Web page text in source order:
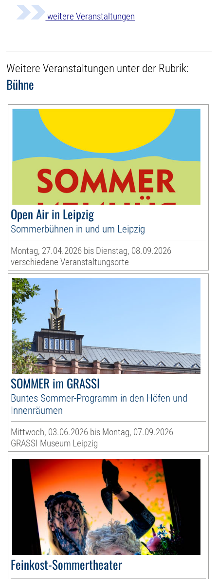
weitere Veranstaltungen
Weitere Veranstaltungen unter der Rubrik:
Bühne
Open Air in Leipzig
Sommerbühnen in und um Leipzig
Montag, 27.04.2026 bis Dienstag, 08.09.2026
verschiedene Veranstaltungsorte
SOMMER im GRASSI
Buntes Sommer-Programm in den Höfen und
Innenräumen
Mittwoch, 03.06.2026 bis Montag, 07.09.2026
GRASSI Museum Leipzig
Feinkost-Sommertheater